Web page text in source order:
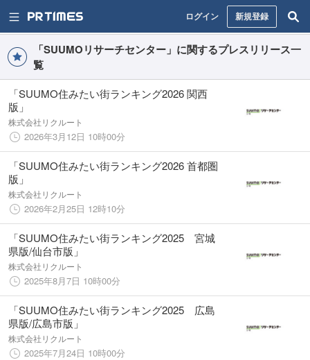
ログイン 新規登録
「SUUMOリサーチセンター」に関するプレスリリース一
覧
「SUUMO住みたい街ランキング2026 関西
版」
株式会社リクルート
2026年3月12日 10時00分
「SUUMO住みたい街ランキング2026 首都圏
版」
株式会社リクルート
2026年2月25日 12時10分
「SUUMO住みたい街ランキング2025 宮城
県版/仙台市版」
株式会社リクルート
2025年8月7日 10時00分
「SUUMO住みたい街ランキング2025 広島
県版/広島市版」
株式会社リクルート
2025年7月24日 10時00分